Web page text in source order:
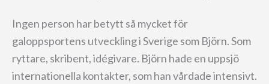
Ingen person har betytt så mycket för
galoppsportens utveckling i Sverige som Björn. Som
ryttare, skribent, idégivare. Björn hade en uppsjö
internationella kontakter, som han vårdade intensivt.